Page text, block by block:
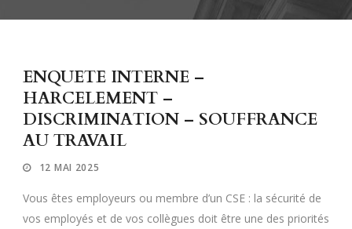
ENQUETE INTERNE –
HARCELEMENT –
DISCRIMINATION – SOUFFRANCE
AU TRAVAIL
12 MAI 2025
Vous êtes employeurs ou membre d’un CSE : la sécurité de
vos employés et de vos collègues doit être une des priorités